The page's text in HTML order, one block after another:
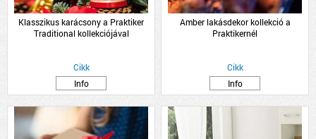
Klasszikus karácsony a Praktiker
Traditional kollekciójával
Cikk
Info
Amber lakásdekor kollekció a
Praktikernél
Cikk
Info